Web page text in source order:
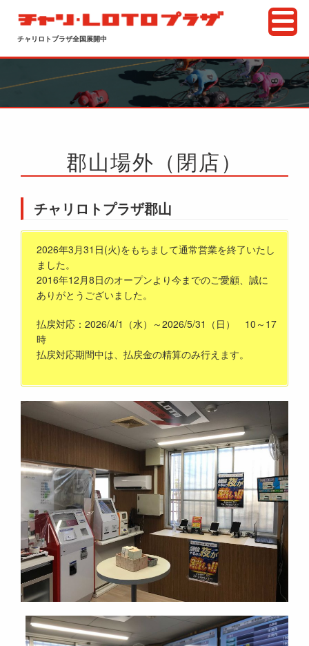
チャリロトプラザ全国展開中
郡山場外（閉店）
チャリロトプラザ郡山
2026年3月31日(火)をもちまして通常営業を終了いたし
ました。
2016年12月8日のオープンより今までのご愛顧、誠に
ありがとうございました。
払戻対応：2026/4/1（水）～2026/5/31（日） 10～17
時
払戻対応期間中は、払戻金の精算のみ行えます。